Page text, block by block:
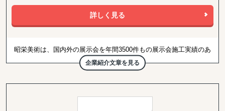
詳しく見る
企業紹介文章を見る
昭栄美術は、国内外の展示会を年間3500件もの展示会施工実績のあ
るディスプレイ会社です。
海外展示会におきましては、世界各地の製作進行方法、文化、展示
て、最適なブースデザイン・イベントの企画立案から、設計、施